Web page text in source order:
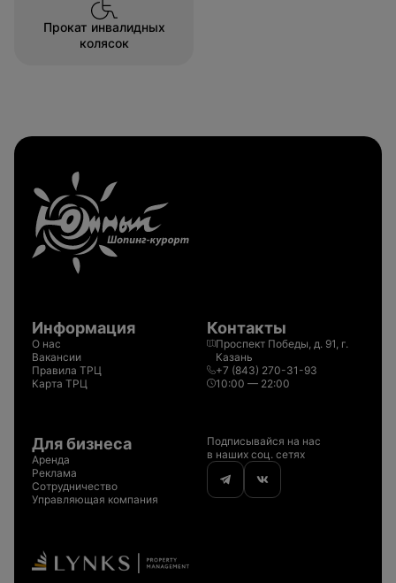
Прокат инвалидных
колясок
Контакты
Проспект Победы, д. 91, г.
Казань
+7 (843) 270-31-93
10:00 — 22:00
Информация
О нас
Вакансии
Правила ТРЦ
Карта ТРЦ
Для бизнеса
Аренда
Реклама
Сотрудничество
Управляющая компания
Подписывайся на нас
в наших соц. сетях